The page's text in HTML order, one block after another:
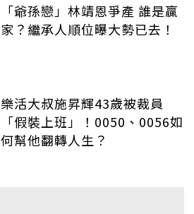
「爺孫戀」林靖恩爭產 誰是贏
家？繼承人順位曝大勢已去！
樂活大叔施昇輝43歲被裁員
「假裝上班」！0050、0056如
何幫他翻轉人生？